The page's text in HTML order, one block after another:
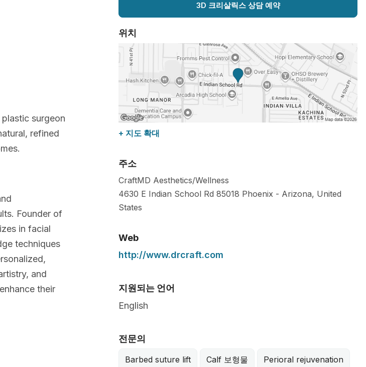
surgeon
refined
Founder of
in facial
techniques
and
their
3D 크리살릭스 상담 예약
위치
+ 지도 확대
주소
CraftMD Aesthetics/Wellness
4630 E Indian School Rd 85018 Phoenix - Arizona, United
States
Web
http://www.drcraft.com
지원되는 언어
English
전문의
Barbed suture lift Calf 보형물 Perioral rejuvenation